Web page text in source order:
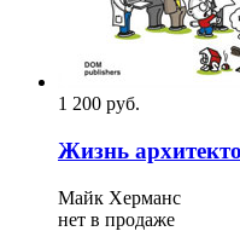
1 200 pуб.
Жизнь
Майк Херманс
нет в продаже